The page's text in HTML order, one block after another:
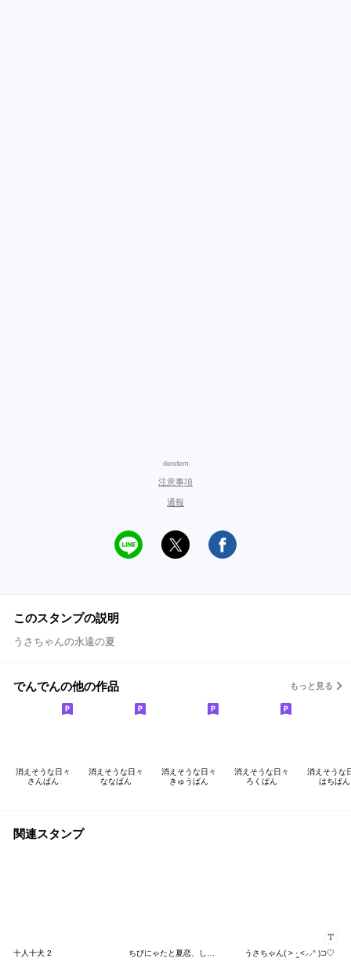
dendem
注意事項
通報
このスタンプの説明
うさちゃんの永遠の夏
でんでんの他の作品 もっと見る
消えそうな日々
さんばん
消えそうな日々
ななばん
消えそうな日々
きゅうばん
消えそうな日々
ろくばん
消えそうな
はちばん
関連スタンプ
十人十犬 2 ちびにゃたと夏恋、しよᴗ ⩊ ᴗ うさちゃん( > ·̫ <⸝⸝ᐢ )⊃♡